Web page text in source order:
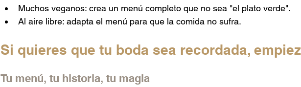
Muchos veganos: crea un menú completo que no sea "el plato verde".
Al aire libre: adapta el menú para que la comida no sufra.
Si quieres que tu boda sea recordada,
Tu menú, tu historia, tu magia